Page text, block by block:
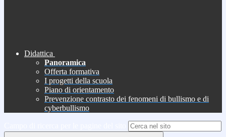
Didattica
Panoramica
Offerta formativa
I progetti della scuola
Piano di orientamento
Prevenzione contrasto dei fenomeni di bullismo e di
cyberbullismo